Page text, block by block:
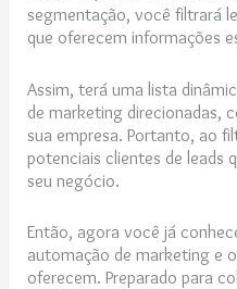
segmentação, você filtrará
que oferecem informações
Assim, terá uma lista
de marketing direcionadas,
sua empresa. Portanto, ao
potenciais clientes de leads
seu negócio.
Então, agora você já
automação de marketing e
oferecem. Preparado para